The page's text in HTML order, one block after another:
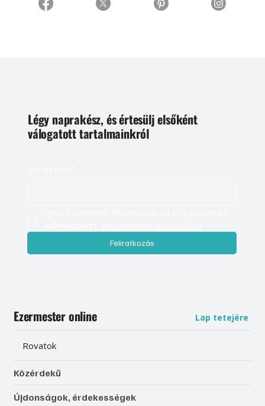
Légy naprakész, és értesülj elsőként
válogatott tartalmainkról
Feliratkozás
Ezermester online Lap tetejére
Rovatok
Közérdekű
Újdonságok, érdekességek